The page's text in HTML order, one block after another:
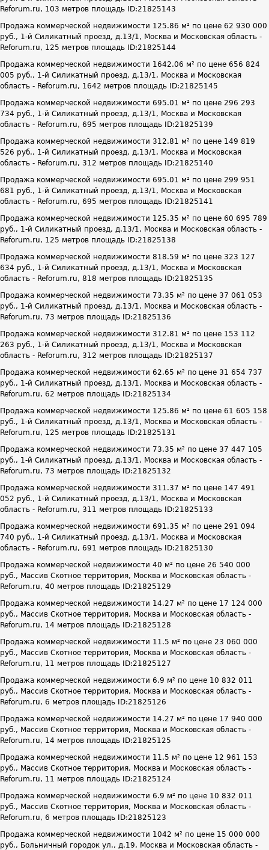
Reforum.ru, 103 метров площадь ID:21825143
Продажа коммерческой недвижимости 125.86 м² по цене 62 930 000
руб., 1-й Силикатный проезд, д.13/1, Москва и Московская область -
Reforum.ru, 125 метров площадь ID:21825144
Продажа коммерческой недвижимости 1642.06 м² по цене 656 824
005 руб., 1-й Силикатный проезд, д.13/1, Москва и Московская
область - Reforum.ru, 1642 метров площадь ID:21825145
Продажа коммерческой недвижимости 695.01 м² по цене 296 293
734 руб., 1-й Силикатный проезд, д.13/1, Москва и Московская
область - Reforum.ru, 695 метров площадь ID:21825139
Продажа коммерческой недвижимости 312.81 м² по цене 149 819
526 руб., 1-й Силикатный проезд, д.13/1, Москва и Московская
область - Reforum.ru, 312 метров площадь ID:21825140
Продажа коммерческой недвижимости 695.01 м² по цене 299 951
681 руб., 1-й Силикатный проезд, д.13/1, Москва и Московская
область - Reforum.ru, 695 метров площадь ID:21825141
Продажа коммерческой недвижимости 125.35 м² по цене 60 695 789
руб., 1-й Силикатный проезд, д.13/1, Москва и Московская область -
Reforum.ru, 125 метров площадь ID:21825138
Продажа коммерческой недвижимости 818.59 м² по цене 323 127
634 руб., 1-й Силикатный проезд, д.13/1, Москва и Московская
область - Reforum.ru, 818 метров площадь ID:21825135
Продажа коммерческой недвижимости 73.35 м² по цене 37 061 053
руб., 1-й Силикатный проезд, д.13/1, Москва и Московская область -
Reforum.ru, 73 метров площадь ID:21825136
Продажа коммерческой недвижимости 312.81 м² по цене 153 112
263 руб., 1-й Силикатный проезд, д.13/1, Москва и Московская
область - Reforum.ru, 312 метров площадь ID:21825137
Продажа коммерческой недвижимости 62.65 м² по цене 31 654 737
руб., 1-й Силикатный проезд, д.13/1, Москва и Московская область -
Reforum.ru, 62 метров площадь ID:21825134
Продажа коммерческой недвижимости 125.86 м² по цене 61 605 158
руб., 1-й Силикатный проезд, д.13/1, Москва и Московская область -
Reforum.ru, 125 метров площадь ID:21825131
Продажа коммерческой недвижимости 73.35 м² по цене 37 447 105
руб., 1-й Силикатный проезд, д.13/1, Москва и Московская область -
Reforum.ru, 73 метров площадь ID:21825132
Продажа коммерческой недвижимости 311.37 м² по цене 147 491
052 руб., 1-й Силикатный проезд, д.13/1, Москва и Московская
область - Reforum.ru, 311 метров площадь ID:21825133
Продажа коммерческой недвижимости 691.35 м² по цене 291 094
740 руб., 1-й Силикатный проезд, д.13/1, Москва и Московская
область - Reforum.ru, 691 метров площадь ID:21825130
Продажа коммерческой недвижимости 40 м² по цене 26 540 000
руб., Массив Скотное территория, Москва и Московская область -
Reforum.ru, 40 метров площадь ID:21825129
Продажа коммерческой недвижимости 14.27 м² по цене 17 124 000
руб., Массив Скотное территория, Москва и Московская область -
Reforum.ru, 14 метров площадь ID:21825128
Продажа коммерческой недвижимости 11.5 м² по цене 23 060 000
руб., Массив Скотное территория, Москва и Московская область -
Reforum.ru, 11 метров площадь ID:21825127
Продажа коммерческой недвижимости 6.9 м² по цене 10 832 011
руб., Массив Скотное территория, Москва и Московская область -
Reforum.ru, 6 метров площадь ID:21825126
Продажа коммерческой недвижимости 14.27 м² по цене 17 940 000
руб., Массив Скотное территория, Москва и Московская область -
Reforum.ru, 14 метров площадь ID:21825125
Продажа коммерческой недвижимости 11.5 м² по цене 12 961 153
руб., Массив Скотное территория, Москва и Московская область -
Reforum.ru, 11 метров площадь ID:21825124
Продажа коммерческой недвижимости 6.9 м² по цене 10 832 011
руб., Массив Скотное территория, Москва и Московская область -
Reforum.ru, 6 метров площадь ID:21825123
Продажа коммерческой недвижимости 1042 м² по цене 15 000 000
руб., Больничный городок ул., д.19, Москва и Московская область -